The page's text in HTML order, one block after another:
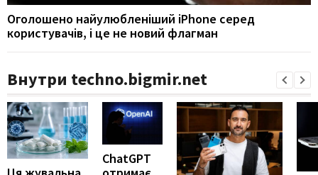
Оголошено найулюбленіший iPhone серед
користувачів, і це не новий флагман
Внутри techno.bigmir.net
ChatGPT